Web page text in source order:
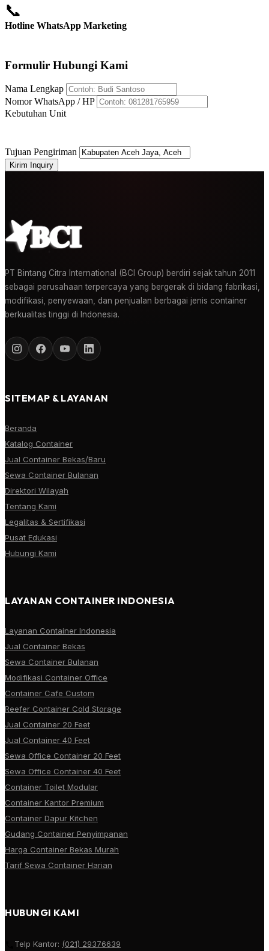
📞
Hotline WhatsApp Marketing
Formulir Hubungi Kami
Nama Lengkap
Nomor WhatsApp / HP
Kebutuhan Unit
Tujuan Pengiriman
Kirim Inquiry
PT Bintang Citra International (BCI Group) berdiri sejak tahun 2011
sebagai perusahaan terpercaya yang bergerak di bidang fabrikasi,
modifikasi, penyewaan, dan penjualan berbagai jenis container
berkualitas tinggi di Indonesia.
SITEMAP & LAYANAN
Beranda
Katalog Container
Jual Container Bekas/Baru
Sewa Container Bulanan
Direktori Wilayah
Tentang Kami
Legalitas & Sertifikasi
Pusat Edukasi
Hubungi Kami
LAYANAN CONTAINER INDONESIA
Layanan Container Indonesia
Jual Container Bekas
Sewa Container Bulanan
Modifikasi Container Office
Container Cafe Custom
Reefer Container Cold Storage
Jual Container 20 Feet
Jual Container 40 Feet
Sewa Office Container 20 Feet
Sewa Office Container 40 Feet
Container Toilet Modular
Container Kantor Premium
Container Dapur Kitchen
Gudang Container Penyimpanan
Harga Container Bekas Murah
Tarif Sewa Container Harian
HUBUNGI KAMI
Telp Kantor: (021) 29376639